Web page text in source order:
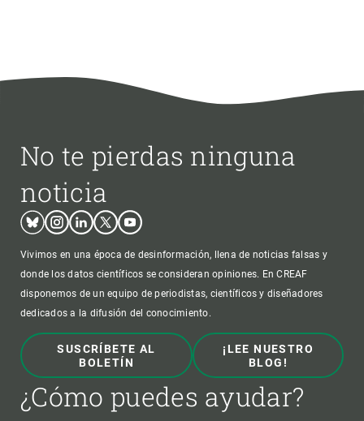
No te pierdas ninguna
noticia
BlueskyInstagram
LinkedinTwitterYoutube
Vivimos en una época de desinformación, llena de noticias falsas y
donde los datos científicos se consideran opiniones. En CREAF
disponemos de un equipo de periodistas, científicos y diseñadores
dedicados a la difusión del conocimiento.
SUSCRÍBETE AL
BOLETÍN
¡LEE NUESTRO
BLOG!
¿Cómo puedes ayudar?